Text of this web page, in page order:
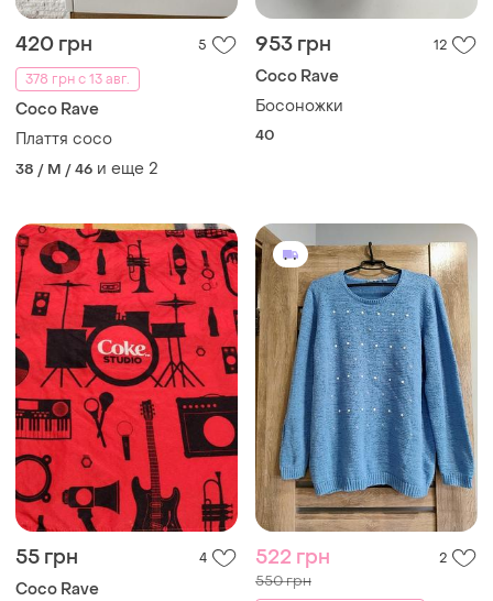
420 грн
5
378 грн с 13 авг.
Coco Rave
Плаття coco
38 / M / 46 и еще 2
953 грн 12
Coco Rave
Босоножки
40
55 грн 4
Coco Rave
522 грн 2
550 грн